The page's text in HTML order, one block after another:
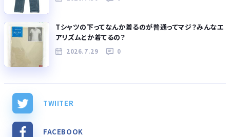
Tシャツの下ってなんか着るのが普通ってマジ？みんなエ
アリズムとか着てるの？
2026.7.29 0
TWIITER
FACEBOOK